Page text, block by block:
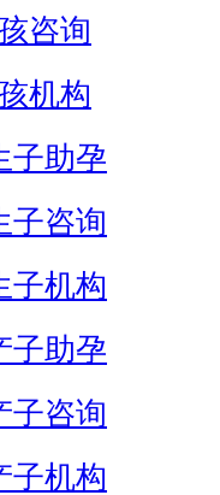
咨询
机构
子助孕
子咨询
子机构
子助孕
子咨询
子机构